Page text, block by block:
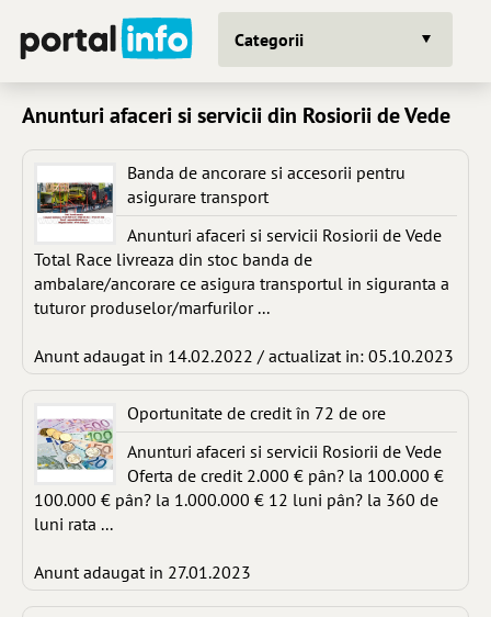
Categorii
Anunturi afaceri si servicii din Rosiorii de Vede
Banda de ancorare si accesorii pentru
asigurare transport
Anunturi afaceri si servicii Rosiorii de Vede
Total Race livreaza din stoc banda de
ambalare/ancorare ce asigura transportul in siguranta a
tuturor produselor/marfurilor ...
Anunt adaugat in 14.02.2022 / actualizat in: 05.10.2023
Oportunitate de credit în 72 de ore
Anunturi afaceri si servicii Rosiorii de Vede
Oferta de credit 2.000 € pân? la 100.000 €
100.000 € pân? la 1.000.000 € 12 luni pân? la 360 de
luni rata ...
Anunt adaugat in 27.01.2023